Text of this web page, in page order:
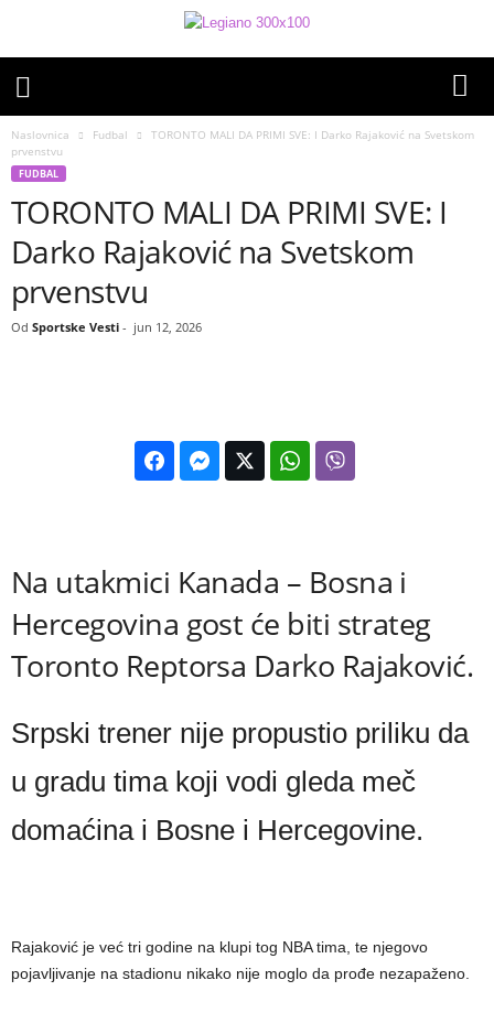
Naslovnica Fudbal
TORONTO MALI DA PRIMI SVE: I Darko Rajaković na Svetskom
prvenstvu
FUDBAL
TORONTO MALI DA PRIMI SVE: I
Darko Rajaković na Svetskom
prvenstvu
Od Sportske Vesti - jun 12, 2026
Na utakmici Kanada – Bosna i
Hercegovina gost će biti strateg
Toronto Reptorsa Darko Rajaković.
Srpski trener nije propustio priliku da
u gradu tima koji vodi gleda meč
domaćina i Bosne i Hercegovine.
Rajaković je već tri godine na klupi tog NBA tima, te njegovo
pojavljivanje na stadionu nikako nije moglo da prođe nezapaženo.